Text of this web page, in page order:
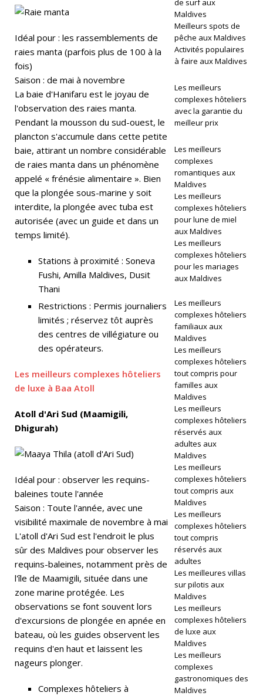
ei
L
u
2
2
T
T
Idéal pour : les rassemblements de
raies manta (parfois plus de 100 à la
fois)
Saison : de mai à novembre
La baie d'Hanifaru est le joyau de
l'observation des raies manta.
Pendant la mousson du sud-ouest, le
plancton s'accumule dans cette petite
baie, attirant un nombre considérable
de raies manta dans un phénomène
appelé « frénésie alimentaire ». Bien
que la plongée sous-marine y soit
interdite, la plongée avec tuba est
autorisée (avec un guide et dans un
temps limité).
Stations à proximité : Soneva
Fushi, Amilla Maldives, Dusit
Thani
Restrictions : Permis journaliers
limités ; réservez tôt auprès
des centres de villégiature ou
des opérateurs.
Les meilleurs complexes hôteliers
de luxe à Baa Atoll
Atoll d'Ari Sud (Maamigili,
Dhigurah)
Idéal pour : observer les requins-
baleines toute l'année
Saison : Toute l'année, avec une
visibilité maximale de novembre à mai
L'atoll d'Ari Sud est l'endroit le plus
sûr des Maldives pour observer les
requins-baleines, notamment près de
l'île de Maamigili, située dans une
zone marine protégée. Les
observations se font souvent lors
d'excursions de plongée en apnée en
bateau, où les guides observent les
requins d'en haut et laissent les
nageurs plonger.
Complexes hôteliers à
de surf aux
Maldives
Meilleurs spots de
pêche aux Maldives
Activités populaires
à faire aux Maldives
Les meilleurs
complexes hôteliers
avec la garantie du
meilleur prix
Les meilleurs
complexes
romantiques aux
Maldives
Les meilleurs
complexes hôteliers
pour lune de miel
aux Maldives
Les meilleurs
complexes hôteliers
pour les mariages
aux Maldives
Les meilleurs
complexes hôteliers
familiaux aux
Maldives
Les meilleurs
complexes hôteliers
tout compris pour
familles aux
Maldives
Les meilleurs
complexes hôteliers
réservés aux
adultes aux
Maldives
Les meilleurs
complexes hôteliers
tout compris aux
Maldives
Les meilleurs
complexes hôteliers
tout compris
réservés aux
adultes
Les meilleures villas
sur pilotis aux
Maldives
Les meilleurs
complexes hôteliers
de luxe aux
Maldives
Les meilleurs
complexes
gastronomiques des
Maldives